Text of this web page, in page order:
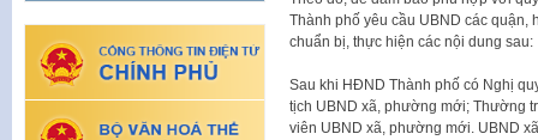
Thành phố yêu cầu UBND các
chuẩn bị, thực hiện các nội dung sau:
Sau khi HĐND Thành phố có Nghị
tịch UBND xã, phường mới; Thường
viên UBND xã, phường mới. UBND